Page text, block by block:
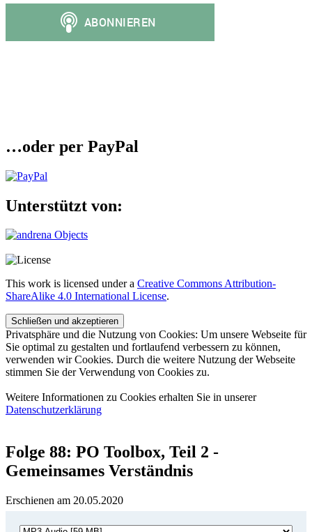
…oder per PayPal
Unterstützt von:
This work is licensed under a Creative Commons Attribution-
ShareAlike 4.0 International License.
Privatsphäre und die Nutzung von Cookies: Um unsere Webseite für
Sie optimal zu gestalten und fortlaufend verbessern zu können,
verwenden wir Cookies. Durch die weitere Nutzung der Webseite
stimmen Sie der Verwendung von Cookies zu.
Weitere Informationen zu Cookies erhalten Sie in unserer
Datenschutzerklärung
Folge 88: PO Toolbox, Teil 2 -
Gemeinsames Verständnis
Erschienen am 20.05.2020